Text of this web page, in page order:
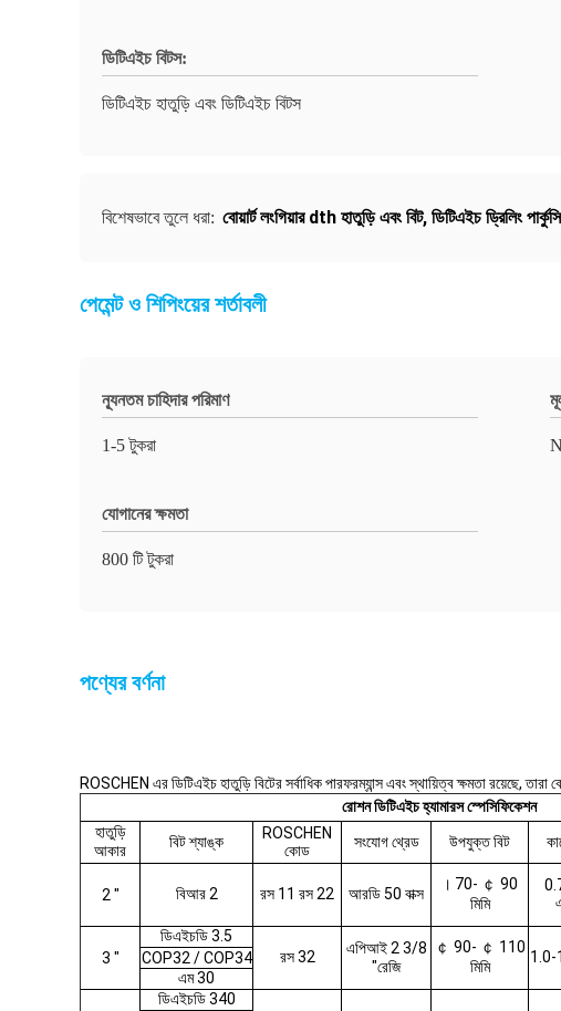
ডিটিএইচ বিটস:
ডিটিএইচ হাতুড়ি এবং ডিটিএইচ বিটস
বিশেষভাবে তুলে ধরা: বোয়ার্ট লংগিয়ার dth হাতুড়ি এবং বিট, ডিটিএইচ ড্রিলিং
পেমেন্ট ও শিপিংয়ের শর্তাবলী
ন্যূনতম চাহিদার পরিমাণ
1-5 টুকরা
যোগানের ক্ষমতা
800 টি টুকরা
পণ্যের বর্ণনা
ROSCHEN এর ডিটিএইচ হাতুড়ি বিটের সর্বাধিক পারফরম্যান্স এবং স্থায়িত্ব ক্ষমতা রয়েছে, তারা
রোশন ডিটিএইচ হ্যামারস স্পেসিফিকেশন
হাতুড়ি
আকার
বিট শ্যাঙ্ক
ROSCHEN
কোড
সংযোগ থ্রেড উপযুক্ত বিট
2 " বিআর 2 রস 11 রস 22 আরডি 50 বাক্স
। 70- ￠ 90
মিমি
3 "
ডিএইচডি 3.5
রস 32
এপিআই 2 3/8
"রেজি
￠ 90- ￠ 110
মিমি
1.0-
COP32 / COP34
এম 30
ডিএইচডি 340